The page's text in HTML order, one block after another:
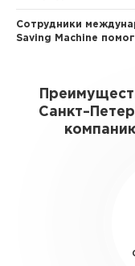
Сотрудники
Saving Machine